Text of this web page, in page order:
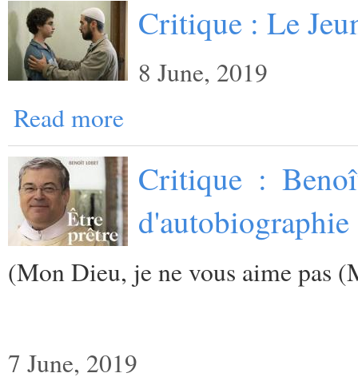
Critique : Le
8 June, 2019
Read more
Critique :
(Mon Dieu, je ne vous aime pas
7 June, 2019